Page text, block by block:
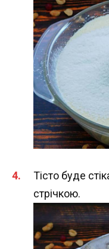
Тісто буде
стрічкою.